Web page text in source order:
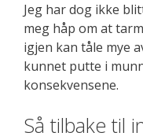
Jeg har dog ikke
meg håp om at
igjen kan tåle mye
kunnet putte i
konsekvensene.
Så tilbake til